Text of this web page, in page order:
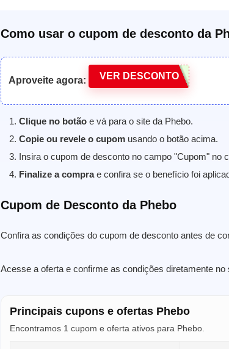
Como usar o cupom de desconto da
Aproveite agora: VER DESCONTO
Clique no botão e vá para o site da Phebo.
Copie ou revele o cupom usando o botão acima.
Insira o cupom de desconto no campo "Cupom" no
Finalize a comprae confira se o benefício foi
Cupom de Desconto da Phebo
Confira as condições do cupom de desconto antes de
Acesse a oferta e confirme as condições diretamente no
Principais cupons e ofertas Phebo
Encontramos 1 cupom e oferta ativos para Phebo.